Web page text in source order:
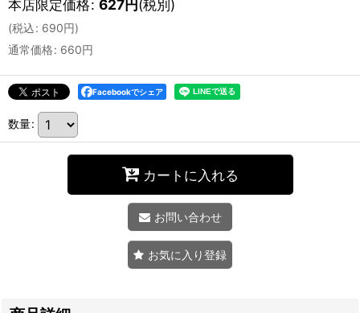
本店限定価格: 627円(税別)
(税込: 690円)
通常価格: 660円
Facebookでシェア
数量:
カートに入れる
お問い合わせ
お気に入り登録